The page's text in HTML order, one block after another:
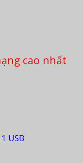
cao nhất
USB